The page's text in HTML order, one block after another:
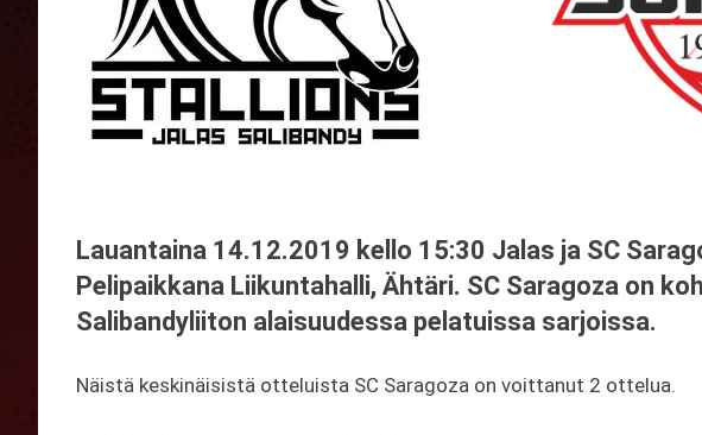
Lauantaina 14.12.2019 kello 15:30 Jalas ja SC
Pelipaikkana Liikuntahalli, Ähtäri. SC Saragoza on
Salibandyliiton alaisuudessa pelatuissa sarjoissa.
Näistä keskinäisistä otteluista SC Saragoza on voittanut 2 ottelua.